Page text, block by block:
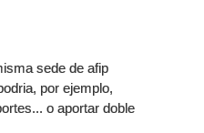
sede de afip
por ejemplo,
o aportar doble